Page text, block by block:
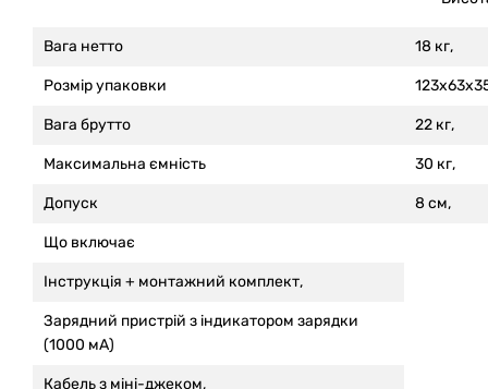
Вага нетто 18 кг,
Розмір упаковки
Вага брутто 22 кг,
Максимальна ємність 30 кг,
Допуск 8 см,
Що включає
Інструкція + монтажний комплект,
Зарядний пристрій з індикатором зарядки
(1000 мА)
Кабель з міні-джеком,